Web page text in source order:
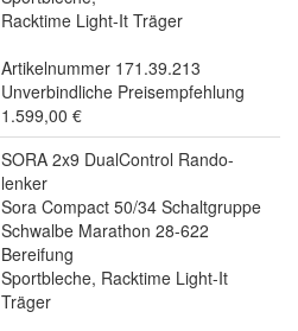
Racktime Light-It Träger
Artikelnummer 171.39.213
Unverbindliche Preisempfehlung
1.599,00 €
SORA 2x9 DualControl Rando-
lenker
Sora Compact 50/34 Schaltgruppe
Schwalbe Marathon 28-622
Bereifung
Sportbleche, Racktime Light-It
Träger